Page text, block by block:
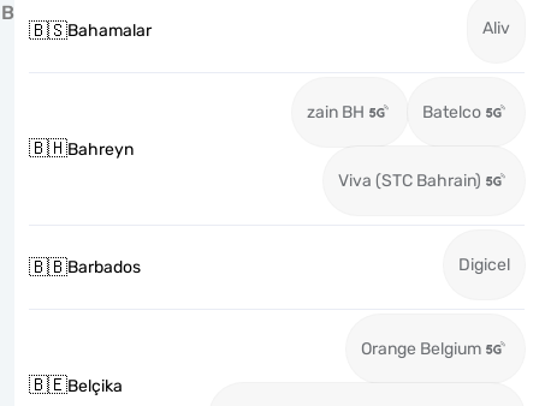
B
🇧🇸Bahamalar Aliv
🇧🇭Bahreyn
zain BH Batelco
Viva (STC Bahrain)
🇧🇧Barbados Digicel
🇧🇪Belçika
Orange Belgium